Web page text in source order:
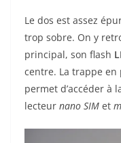
Le dos est assez
trop sobre. On y
principal, son flash
centre. La trappe en
permet d’accéder à
lecteur nano SIM et